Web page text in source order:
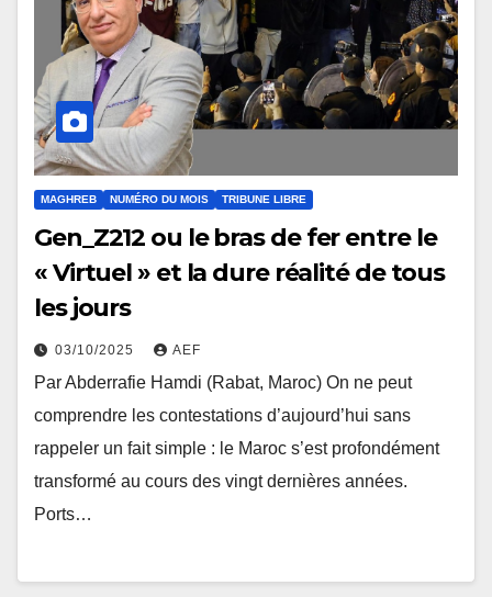
MAGHREB NUMÉRO DU MOIS TRIBUNE LIBRE
Gen_Z212 ou le bras de fer entre le
« Virtuel » et la dure réalité de tous
les jours
03/10/2025 AEF
Par Abderrafie Hamdi (Rabat, Maroc) On ne peut
comprendre les contestations d’aujourd’hui sans
rappeler un fait simple : le Maroc s’est profondément
transformé au cours des vingt dernières années.
Ports…